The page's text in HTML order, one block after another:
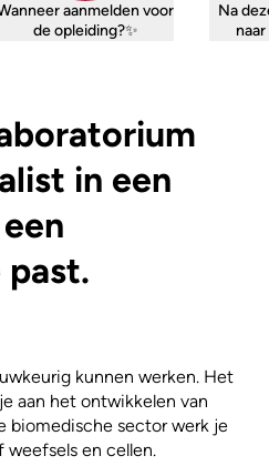
aanmelden voor
de opleiding?✨
Na
in een
kunnen werken. Het
aan het ontwikkelen van
biomedische sector werk je
weefsels en cellen.